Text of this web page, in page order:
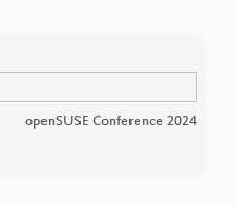
openSUSE Conference 2024